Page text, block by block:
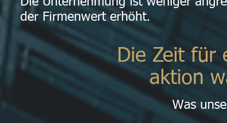
der Firmenwert erhöht.
Die Zeit für
aktion
Was